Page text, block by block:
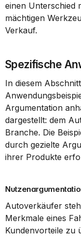
einen Unterschied
mächtigen
Verkauf.
Spezifische
In diesem
Argumentation
dargestellt: dem
Branche. Die
durch gezielte
ihrer Produkte
Autoverkäufer
Merkmale eines
Kundenvorteile zu